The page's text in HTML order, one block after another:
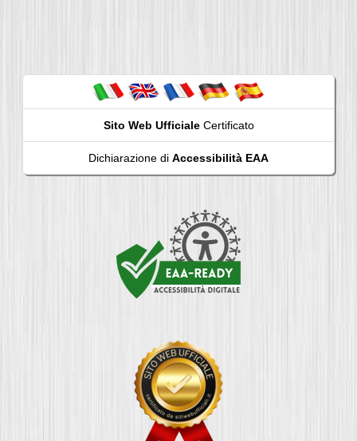
Sito Web UfficialeCertificato
Dichiarazione di Accessibilità EAA